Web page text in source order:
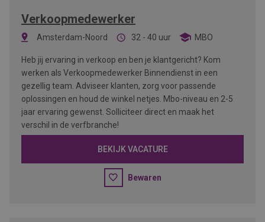
Verkoopmedewerker
Amsterdam-Noord 32 - 40 uur MBO
Heb jij ervaring in verkoop en ben je klantgericht? Kom
werken als Verkoopmedewerker Binnendienst in een
gezellig team. Adviseer klanten, zorg voor passende
oplossingen en houd de winkel netjes. Mbo-niveau en 2-5
jaar ervaring gewenst. Solliciteer direct en maak het
verschil in de verfbranche!
BEKIJK VACATURE
Bewaren